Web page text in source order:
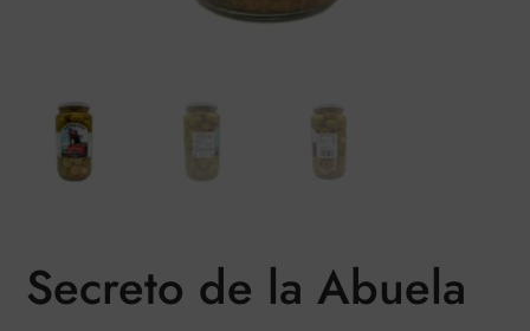
Secreto de la Abuela